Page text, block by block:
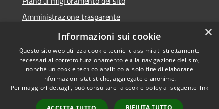
Amministrazione trasparente
Albo Pretorio
Accessibilità
Copyright © 2026 • Comune di
Trani • Powered by
Municipium• Accesso
×
Informazioni sui cookie
Questo sito web utilizza cookie tecnici e assimilati strettamente
necessari al corretto funzionamento e alla navigazione del sito,
nonché un cookie tecnico analitico al solo fine di elaborare
informazioni statistiche, aggregate e anonime.
Per maggiori dettagli, può consultare la cookie policy al seguente link
RIFIUTA TUTTO